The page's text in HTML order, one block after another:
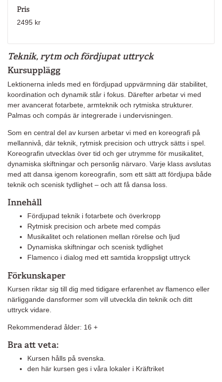
Teknik, rytm och fördjupat uttryck
Kursupplägg
Lektionerna inleds med en fördjupad uppvärmning där stabilitet,
koordination och dynamik står i fokus. Därefter arbetar vi med
mer avancerat fotarbete, armteknik och rytmiska strukturer.
Palmas och compás är integrerade i undervisningen.
Som en central del av kursen arbetar vi med en koreografi på
mellannivå, där teknik, rytmisk precision och uttryck sätts i spel.
Koreografin utvecklas över tid och ger utrymme för musikalitet,
dynamiska skiftningar och personlig närvaro. Varje klass avslutas
med att dansa igenom koreografin, som ett sätt att fördjupa både
teknik och scenisk tydlighet – och att få dansa loss.
Innehåll
Fördjupad teknik i fotarbete och överkropp
Rytmisk precision och arbete med compás
Musikalitet och relationen mellan rörelse och ljud
Dynamiska skiftningar och scenisk tydlighet
Flamenco i dialog med ett samtida kroppsligt uttryck
Förkunskaper
Kursen riktar sig till dig med tidigare erfarenhet av flamenco eller
närliggande dansformer som vill utveckla din teknik och ditt
uttryck vidare.
Rekommenderad ålder: 16 +
Bra att veta:
Kursen hålls på svenska.
den här kursen ges i våra lokaler i Kräftriket
Pris
2495 kr